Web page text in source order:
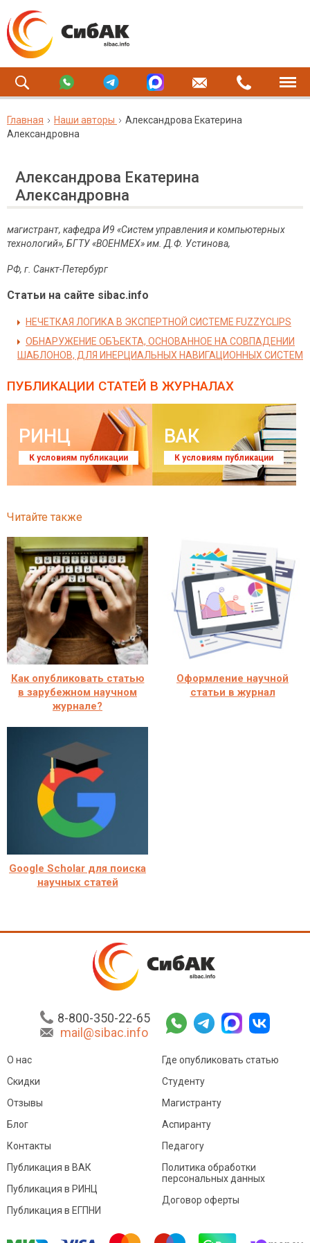
Главная Наши авторы
Александрова Екатерина
Александровна
Александрова Екатерина
Александровна
магистрант, кафедра И9 «Систем управления и компьютерных
технологий», БГТУ «ВОЕНМЕХ» им. Д.Ф. Устинова,
РФ, г. Санкт-Петербург
Статьи на сайте sibac.info
НЕЧЕТКАЯ ЛОГИКА В ЭКСПЕРТНОЙ СИСТЕМЕ FUZZYCLIPS
ОБНАРУЖЕНИЕ ОБЪЕКТА, ОСНОВАННОЕ НА СОВПАДЕНИИ
ШАБЛОНОВ, ДЛЯ ИНЕРЦИАЛЬНЫХ НАВИГАЦИОННЫХ СИСТЕМ
ПУБЛИКАЦИИ СТАТЕЙ В ЖУРНАЛАХ
РИНЦ
К условиям публикации
ВАК
К условиям публикации
Читайте также
Как опубликовать статью
в зарубежном научном
журнале?
Оформление научной
статьи в журнал
Google Scholar для поиска
научных статей
8-800-350-22-65
mail@sibac.info
О нас
Скидки
Отзывы
Блог
Контакты
Где опубликовать статью
Студенту
Магистранту
Аспиранту
Педагогу
Публикация в ВАК
Публикация в РИНЦ
Публикация в ЕГПНИ
Политика обработки
персональных данных
Договор оферты